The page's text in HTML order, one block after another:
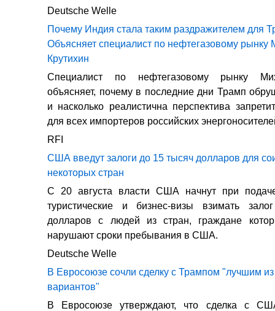
Deutsche Welle
Почему Индия стала таким раздражителем для
Объясняет специалист по нефтегазовому рынку
Крутихин
Специалист по нефтегазовому рынку
объясняет, почему в последние дни Трамп
и насколько реалистична перспектива
для всех импортеров российских
RFI
США введут залоги до 15 тысяч долларов для
некоторых стран
С 20 августа власти США начнут при
туристические и бизнес-визы взимать
долларов с людей из стран, граждане
нарушают сроки пребывания в США.
Deutsche Welle
В Евросоюзе сочли сделку с Трампом "лучшим
вариантов"
В Евросоюзе утверждают, что сделка с